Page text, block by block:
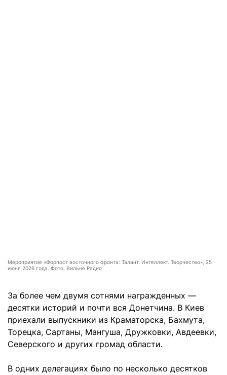
Мероприятие «Форпост восточного фронта: Талант. Интеллект. Творчество», 25
июня 2026 года. Фото: Вильне Радио
За более чем двумя сотнями награжденных —
десятки историй и почти вся Донетчина. В Киев
приехали выпускники из Краматорска, Бахмута,
Торецка, Сартаны, Мангуша, Дружковки, Авдеевки,
Северского и других громад области.
В одних делегациях было по несколько десятков